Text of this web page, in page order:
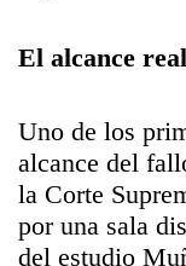
El alcance
Uno de los
alcance del
la Corte
por una sala
del estudio